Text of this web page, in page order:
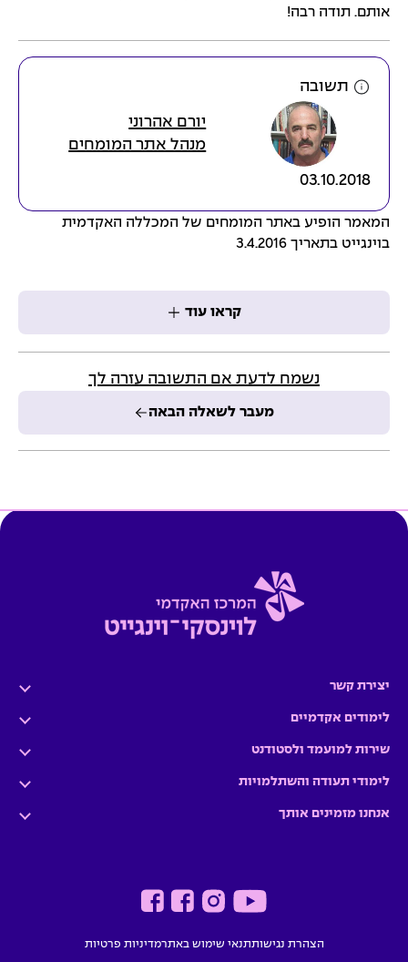
אותם. תודה רבה!
תשובה
יורם אהרוני
מנהל אתר המומחים
03.10.2018
המאמר הופיע באתר המומחים של המכללה האקדמית
בוינגייט בתאריך 3.4.2016
קראו עוד
נשמח לדעת אם התשובה עזרה לך
מעבר לשאלה הבאה
יצירת קשר
לימודים אקדמיים
שירות למועמד ולסטודנט
לימודי תעודה והשתלמויות
אנחנו מזמינים אותך
הצהרת נגישותתנאי שימוש באתרמדיניות פרטיות